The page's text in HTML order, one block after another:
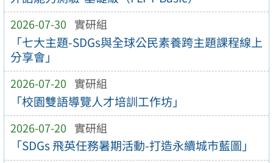
2026-07-30 實研組
「七大主題-SDGs與全球公民素養跨主題課程線上
分享會」
2026-07-20 實研組
「校園雙語導覽人才培訓工作坊」
2026-07-20 實研組
「SDGs 飛英任務暑期活動-打造永續城市藍圖」